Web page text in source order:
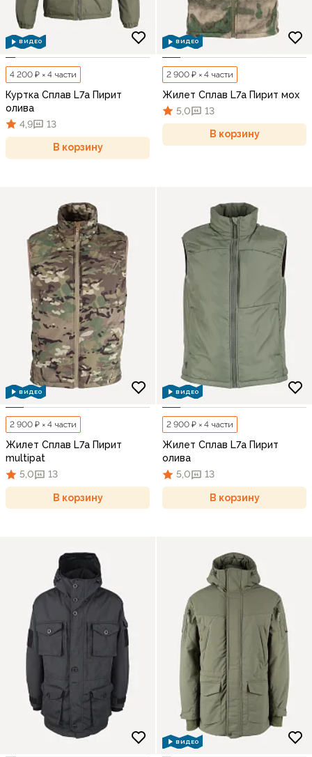
ВИДЕО
4 200 ₽ × 4 части
Куртка Сплав L7a Пирит
олива
4,9
13
В корзину
ВИДЕО
2 900 ₽ × 4 части
Жилет Сплав L7a Пирит мох
5,0
13
В корзину
ВИДЕО
2 900 ₽ × 4 части
Жилет Сплав L7a Пирит
multipat
5,0
13
В корзину
ВИДЕО
2 900 ₽ × 4 части
Жилет Сплав L7a Пирит
олива
5,0
13
В корзину
ВИДЕО